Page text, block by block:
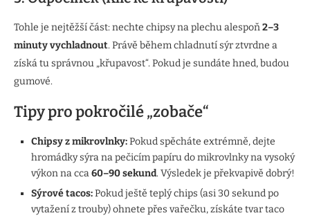
Tohle je nejtěžší část: nechte chipsy na plechu alespoň2–3
minuty vychladnout. Právě během chladnutí sýr ztvrdne a
získá tu správnou „křupavost“. Pokud je sundáte hned, budou
gumové.
Tipy pro pokročilé „zobače“
Chipsy z mikrovlnky:Pokud spěcháte extrémně, dejte
hromádky sýra na pečicím papíru do mikrovlnky na vysoký
výkon na cca60–90 sekund. Výsledek je překvapivě dobrý!
Sýrové tacos:Pokud ještě teplý chips (asi 30 sekund po
vytažení z trouby) ohnete přes vařečku, získáte tvar taco